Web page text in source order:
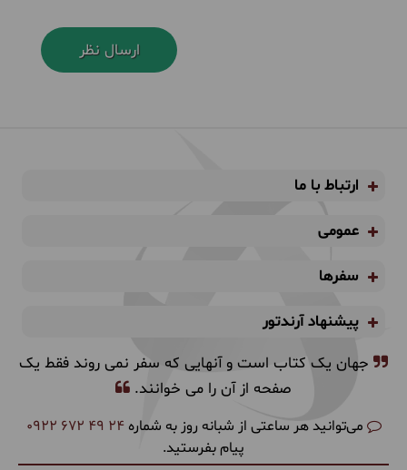
ارتباط با ما
عمومی
سفرها
پیشنهاد آرندتور
جهان یک کتاب است و آنهایی که سفر نمی روند فقط یک
صفحه از آن را می خوانند.
می‌توانید هر ساعتی از شبانه روز به شماره 0922 672 49 24
پیام بفرستید.